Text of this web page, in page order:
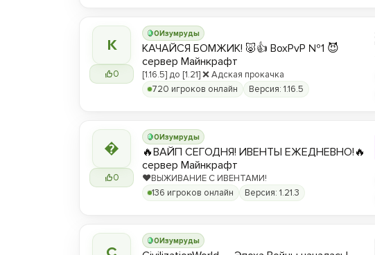
К
0
0Изумруды
КАЧАЙСЯ БОМЖИК! 🐷👍 BoxPvP №1 😈
сервер Майнкрафт
[1.16.5] до [1.21] ❌ Адская прокачка
720 игроков онлайн
Версия: 1.16.5

0
0Изумруды
🔥ВАЙП СЕГОДНЯ! ИВЕНТЫ ЕЖЕДНЕВНО!🔥
сервер Майнкрафт
❤️ВЫЖИВАНИЕ С ИВЕНТАМИ!
136 игроков онлайн
Версия: 1.21.3
0Изумруды